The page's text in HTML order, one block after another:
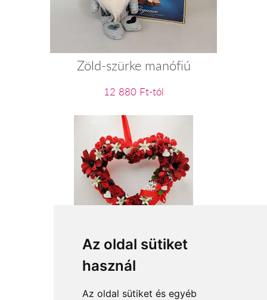
Az oldal sütiket
használ
Az oldal sütiket és egyéb
Zöld-szürke manófiú
12 880 Ft-tól
Szívem minden szeretetével
13 120 Ft-tól